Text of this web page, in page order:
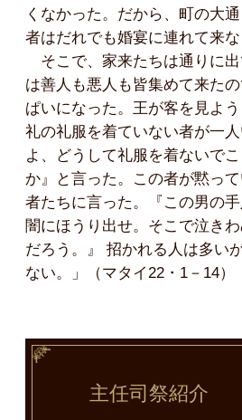
くなかった。だから、町の大
者はだれでも婚宴に連れて来な
そこで、家来たちは通りに出
は善人も悪人も皆集めて来た
ぱいになった。王が客を見よ
礼の礼服を着ていない者が一
よ、どうして礼服を着ないで
か』と言った。この者が黙っ
者たちに言った。『この男の
闇にほうり出せ。そこで泣き
だろう。』 招かれる人は多い
ない。」（マタイ22・1－14）
主任司祭紹介